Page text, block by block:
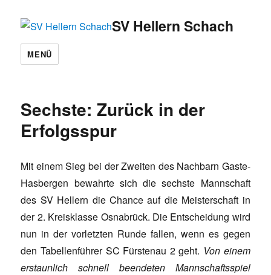
SV Hellern Schach
MENÜ
Sechste: Zurück in der
Erfolgsspur
Mit einem Sieg bei der Zweiten des Nachbarn Gaste-
Hasbergen bewahrte sich die sechste Mannschaft
des SV Hellern die Chance auf die Meisterschaft in
der 2. Kreisklasse Osnabrück. Die Entscheidung wird
nun in der vorletzten Runde fallen, wenn es gegen
den Tabellenführer SC Fürstenau 2 geht. Von einem
erstaunlich schnell beendeten Mannschaftsspiel